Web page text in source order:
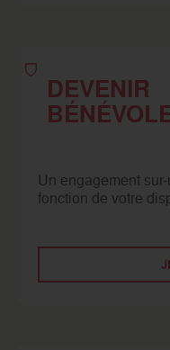
DEVENIR
Un engagement
fonction de votre